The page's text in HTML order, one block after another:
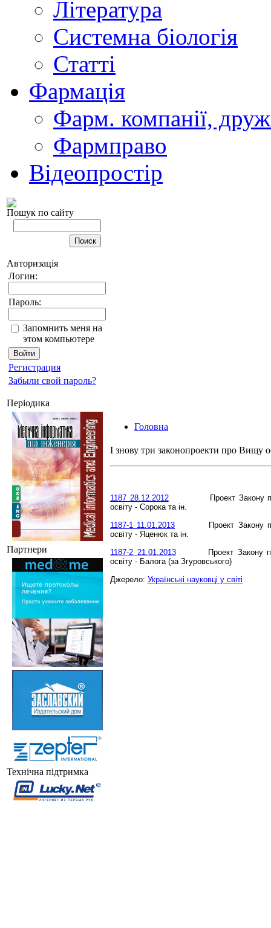
Література
Системна біологія
Статті
Фармація
Фарм. компанії,
Фармправо
Відеопростір
Пошук по сайту
Авторизація
Логин:
Пароль:
Запомнить меня на
этом компьютере
Регистрация
Забыли свой пароль?
Періодика
Партнери
Технічна підтримка
Головна
І знову три законопроекти про Вищу
1187 28.12.2012Проект Закону
освіту - Сорока та ін.
1187-1 11.01.2013 Проект Закону
освіту - Яценюк та ін.
1187-2 21.01.2013Проект Закону
освіту - Балога (за Згуровського)
Джерело: Українські науковці у світі